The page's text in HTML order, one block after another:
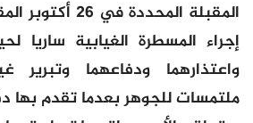
المقبلة المحددة
إجراء المسطرة الغيابية ساريا
واعتذارهما ودفاعهما وتبرير
ملتمسات للجوهر بعدما تقدم بها